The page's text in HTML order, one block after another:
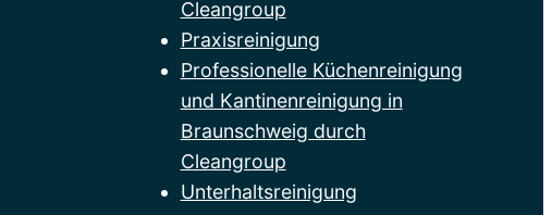
Cleangroup
Praxisreinigung
Professionelle Küchenreinigung
und Kantinenreinigung in
Braunschweig durch
Cleangroup
Unterhaltsreinigung